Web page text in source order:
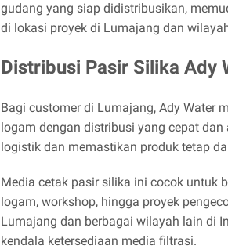
gudang yang siap didistribusikan,
di lokasi proyek di Lumajang dan
Distribusi Pasir Silika Ady
Bagi customer di Lumajang, Ady Water
logam dengan distribusi yang cepat
logistik dan memastikan produk tetap
Media cetak pasir silika ini cocok untuk
logam, workshop, hingga proyek
Lumajang dan berbagai wilayah lain di
kendala ketersediaan media filtrasi.